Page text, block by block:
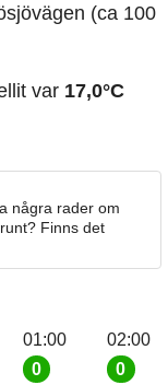
(ca 100
var 17,0°C
några rader om
Finns det
01:00
0
02:00
0